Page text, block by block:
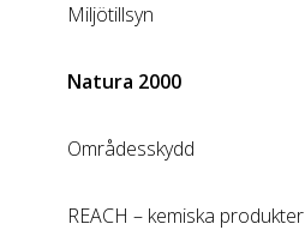
Miljötillsyn
Natura 2000
Områdesskydd
REACH – kemiska produkter